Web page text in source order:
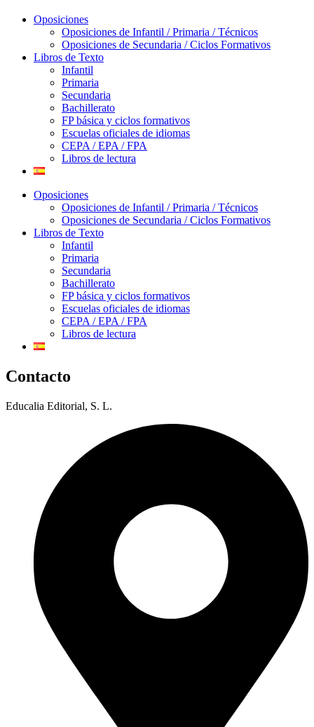
Oposiciones
Oposiciones de Infantil / Primaria / Técnicos
Oposiciones de Secundaria / Ciclos Formativos
Libros de Texto
Infantil
Primaria
Secundaria
Bachillerato
FP básica y ciclos formativos
Escuelas oficiales de idiomas
CEPA / EPA / FPA
Libros de lectura
Oposiciones
Oposiciones de Infantil / Primaria / Técnicos
Oposiciones de Secundaria / Ciclos Formativos
Libros de Texto
Infantil
Primaria
Secundaria
Bachillerato
FP básica y ciclos formativos
Escuelas oficiales de idiomas
CEPA / EPA / FPA
Libros de lectura
Contacto
Educalia Editorial, S. L.